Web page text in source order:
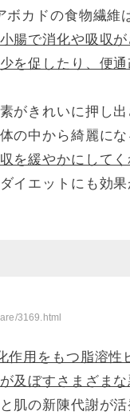
カドの食物繊維
腸で消化や吸収
を促したり、便
がきれいに押し
の中から綺麗に
を緩やかにして
イエットにも効果
3169.html
作用をもつ脂溶
及ぼすさまざま
肌の新陳代謝が